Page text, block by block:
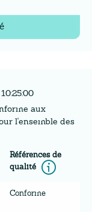
aux
l'ensemble des
Références de
qualité
Conforme